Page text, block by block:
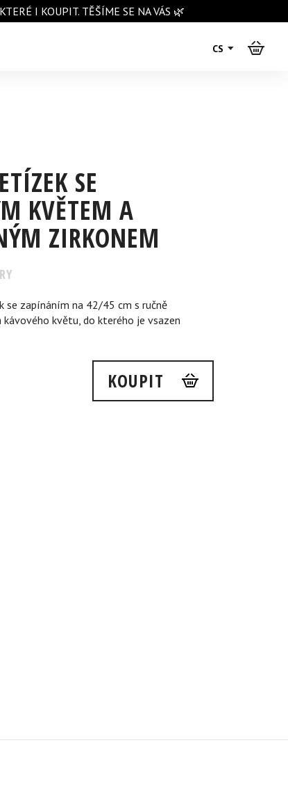
I KOUPIT. TĚŠÍME SE NA VÁS 🌿
CS
SE
KVĚTEM A
ZIRKONEM
se zapínáním na 42/45 cm s ručně
kávového květu, do kterého je vsazen
KOUPIT